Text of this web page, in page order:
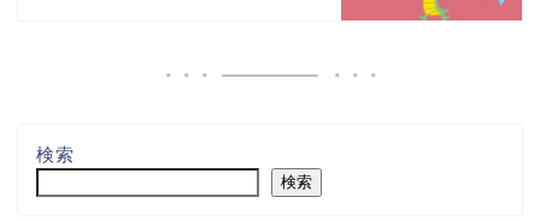
検索
検索